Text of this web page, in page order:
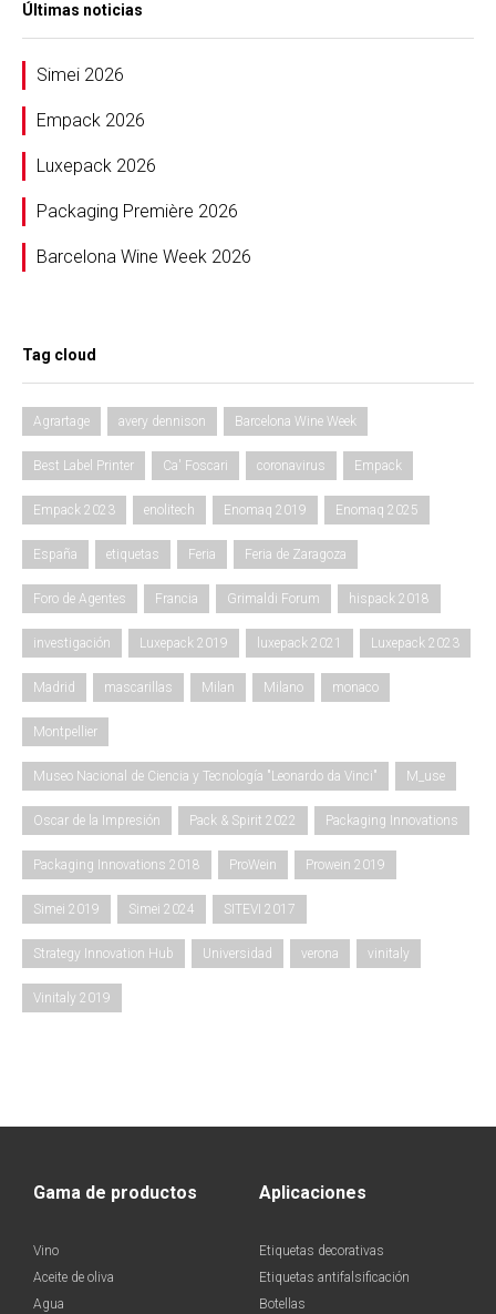
Últimas noticias
Simei 2026
Empack 2026
Luxepack 2026
Packaging Première 2026
Barcelona Wine Week 2026
Tag cloud
Agrartage avery dennison Barcelona Wine Week
Best Label Printer Ca' Foscari coronavirus Empack
Empack 2023 enolitech Enomaq 2019 Enomaq 2025
España etiquetas Feria Feria de Zaragoza
Foro de Agentes Francia Grimaldi Forum hispack 2018
investigación Luxepack 2019 luxepack 2021 Luxepack 2023
Madrid mascarillas Milan Milano monaco
Montpellier
Museo Nacional de Ciencia y Tecnología "Leonardo da Vinci" M_use
Oscar de la Impresión Pack & Spirit 2022 Packaging Innovations
Packaging Innovations 2018 ProWein Prowein 2019
Simei 2019 Simei 2024 SITEVI 2017
Strategy Innovation Hub Universidad verona vinitaly
Vinitaly 2019
Gama de productos
Vino
Aceite de oliva
Agua
Aplicaciones
Etiquetas decorativas
Etiquetas antifalsificación
Botellas